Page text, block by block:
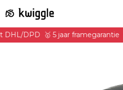
DHL/DPD 🥇 5 jaar framegarantie